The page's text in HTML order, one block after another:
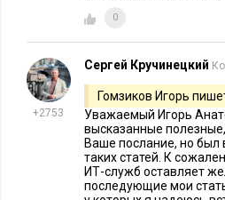
0
+2753
Сергей Кручинецкий
Гомзиков Игорь
Уважаемый Игорь
высказанные
Ваше послание, но
таких статей. К
ИТ-служб оставляет
последующие мои